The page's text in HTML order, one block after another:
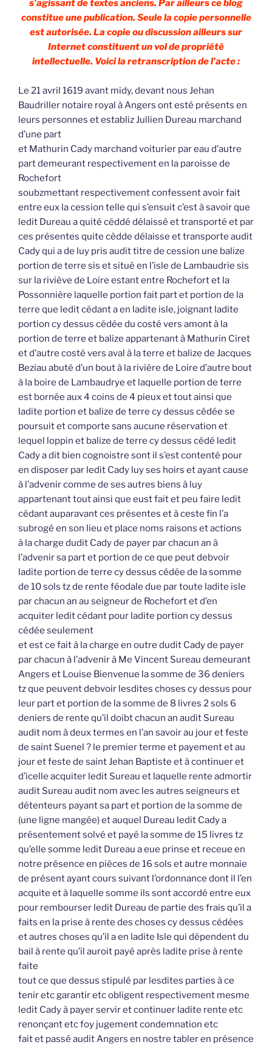
s’agissant de textes anciens. Par ailleurs ce blog
constitue une publication. Seule la copie personnelle
est autorisée. La copie ou discussion ailleurs sur
Internet constituent un vol de propriété
intellectuelle. Voici la retranscription de l’acte :
Le 21 avril 1619 avant midy, devant nous Jehan
Baudriller notaire royal à Angers ont esté présents en
leurs personnes et establiz Jullien Dureau marchand
d’une part
et Mathurin Cady marchand voiturier par eau d’autre
part demeurant respectivement en la paroisse de
Rochefort
soubzmettant respectivement confessent avoir fait
entre eux la cession telle qui s’ensuit c’est à savoir que
ledit Dureau a quité céddé délaissé et transporté et par
ces présentes quite cèdde délaisse et transporte audit
Cady qui a de luy pris audit titre de cession une balize
portion de terre sis et situé en l’isle de Lambaudrie sis
sur la riviève de Loire estant entre Rochefort et la
Possonnière laquelle portion fait part et portion de la
terre que ledit cédant a en ladite isle, joignant ladite
portion cy dessus cédée du costé vers amont à la
portion de terre et balize appartenant à Mathurin Ciret
et d’autre costé vers aval à la terre et balize de Jacques
Beziau abuté d’un bout à la rivière de Loire d’autre bout
à la boire de Lambaudrye et laquelle portion de terre
est bornée aux 4 coins de 4 pieux et tout ainsi que
ladite portion et balize de terre cy dessus cédée se
poursuit et comporte sans aucune réservation et
lequel loppin et balize de terre cy dessus cédé ledit
Cady a dit bien cognoistre sont il s’est contenté pour
en disposer par ledit Cady luy ses hoirs et ayant cause
à l’advenir comme de ses autres biens à luy
appartenant tout ainsi que eust fait et peu faire ledit
cédant auparavant ces présentes et à ceste fin l’a
subrogé en son lieu et place noms raisons et actions
à la charge dudit Cady de payer par chacun an à
l’advenir sa part et portion de ce que peut debvoir
ladite portion de terre cy dessus cédée de la somme
de 10 sols tz de rente féodale due par toute ladite isle
par chacun an au seigneur de Rochefort et d’en
acquiter ledit cédant pour ladite portion cy dessus
cédée seulement
et est ce fait à la charge en outre dudit Cady de payer
par chacun à l’advenir à Me Vincent Sureau demeurant
Angers et Louise Bienvenue la somme de 36 deniers
tz que peuvent debvoir lesdites choses cy dessus pour
leur part et portion de la somme de 8 livres 2 sols 6
deniers de rente qu’il doibt chacun an audit Sureau
audit nom à deux termes en l’an savoir au jour et feste
de saint Suenel ? le premier terme et payement et au
jour et feste de saint Jehan Baptiste et à continuer et
d’icelle acquiter ledit Sureau et laquelle rente admortir
audit Sureau audit nom avec les autres seigneurs et
détenteurs payant sa part et portion de la somme de
(une ligne mangée) et auquel Dureau ledit Cady a
présentement solvé et payé la somme de 15 livres tz
qu’elle somme ledit Dureau a eue prinse et receue en
notre présence en pièces de 16 sols et autre monnaie
de présent ayant cours suivant l’ordonnance dont il l’en
acquite et à laquelle somme ils sont accordé entre eux
pour rembourser ledit Dureau de partie des frais qu’il a
faits en la prise à rente des choses cy dessus cédées
et autres choses qu’il a en ladite Isle qui dépendent du
bail à rente qu’il auroit payé après ladite prise à rente
faite
tout ce que dessus stipulé par lesdites parties à ce
tenir etc garantir etc obligent respectivement mesme
ledit Cady à payer servir et continuer ladite rente etc
renonçant etc foy jugement condemnation etc
fait et passé audit Angers en nostre tabler en présence